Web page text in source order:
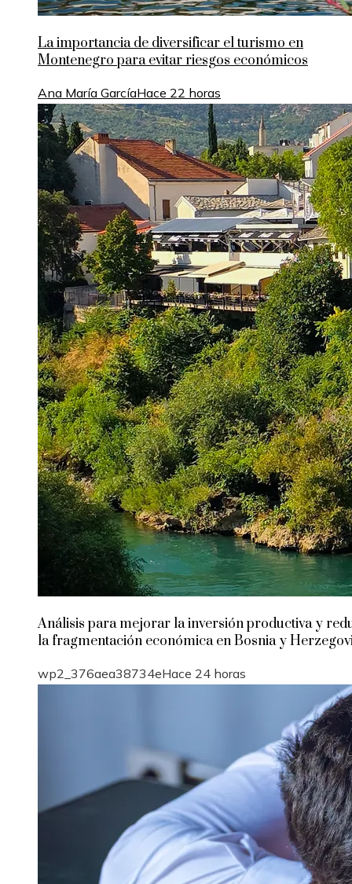
La importancia de diversificar el turismo en
Montenegro para evitar riesgos económicos
Ana María GarcíaHace 22 horas
Análisis para mejorar la inversión productiva y
la fragmentación económica en Bosnia y
wp2_376aea38734eHace 24 horas